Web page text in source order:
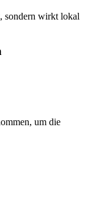
sondern wirkt lokal
um die